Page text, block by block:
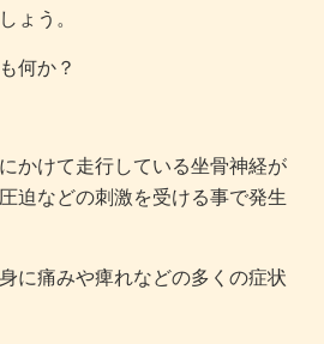
ょう。
何か？
かけて走行している坐骨神経が
迫などの刺激を受ける事で発生
に痛みや痺れなどの多くの症状